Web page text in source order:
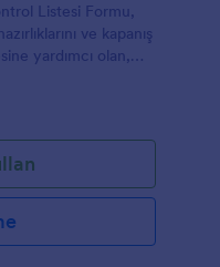
Listesi Formu,
ve kapanış
yardımcı olan,